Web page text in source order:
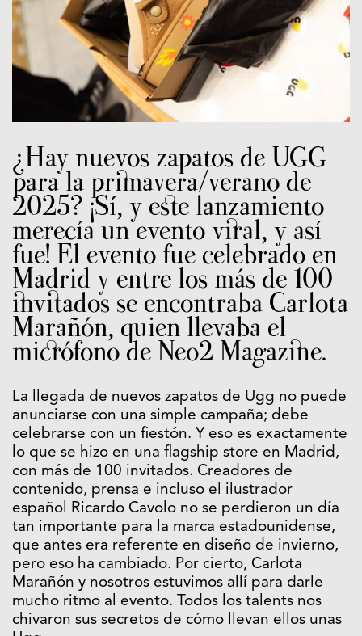
¿Hay nuevos zapatos de UGG
para la primavera/verano de
2025? ¡Sí, y este lanzamiento
merecía un evento viral, y así
fue! El evento fue celebrado en
Madrid y entre los más de 100
invitados se encontraba Carlota
Marañón, quien llevaba el
micrófono de Neo2 Magazine.
La llegada de nuevos zapatos de Ugg no puede
anunciarse con una simple campaña; debe
celebrarse con un fiestón. Y eso es exactamente
lo que se hizo en una flagship store en Madrid,
con más de 100 invitados. Creadores de
contenido, prensa e incluso el ilustrador
español Ricardo Cavolo no se perdieron un día
tan importante para la marca estadounidense,
que antes era referente en diseño de invierno,
pero eso ha cambiado. Por cierto, Carlota
Marañón y nosotros estuvimos allí para darle
mucho ritmo al evento. Todos los talents nos
chivaron sus secretos de cómo llevan ellos unas